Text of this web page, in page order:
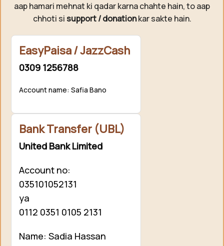
aap hamari mehnat ki qadar karna chahte hain, to aap
chhoti si support / donationkar sakte hain.
EasyPaisa / JazzCash
0309 1256788
Account name: Safia Bano
Bank Transfer (UBL)
United Bank Limited
Account no:
035101052131
ya
0112 0351 0105 2131
Name: Sadia Hassan